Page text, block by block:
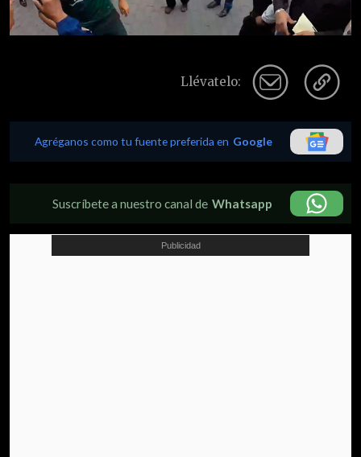
Llévatelo:
Agréganos como tu fuente preferida en Google
Suscríbete a nuestro canal de Whatsapp